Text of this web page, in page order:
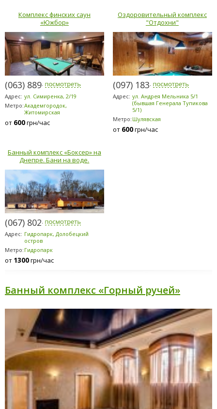
Комплекс финских саун
«Южбор»
(063) 889-6200
Адрес: ул. Симиренка, 2/19
Метро:Академгородок,
Житомирская
от 600грн/час
Оздоровительный комплекс
"Отдохни"
(097) 183-9184
Адрес: ул. Андрея Мельника 5/1
(бывшая Генерала Тупикова
5/1)
Метро: Шулявская
от 600грн/час
Банный комплекс «Боксер» на
Днепре. Бани на воде.
(067) 802-6898
Адрес: Гидропарк, Долобецкий
остров
Метро: Гидропарк
от 1300грн/час
Банный комплекс «Горный ручей»